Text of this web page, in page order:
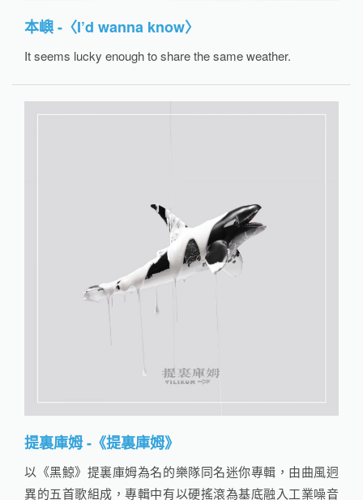
本嶼 -〈I’d wanna know〉
It seems lucky enough to share the same weather.
提裏庫姆 -《提裏庫姆》
以《黑鯨》提裏庫姆為名的樂隊同名迷你專輯，由曲風迥
異的五首歌組成，專輯中有以硬搖滾為基底融入工業噪音